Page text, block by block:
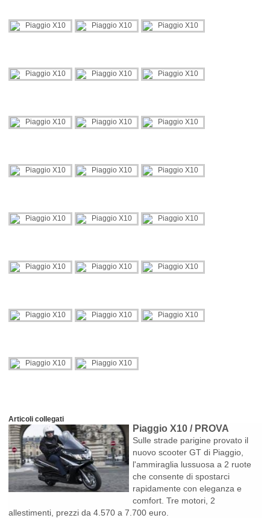
Articoli collegati
Piaggio X10 / PROVA
Sulle strade parigine provato il
nuovo scooter GT di Piaggio,
l'ammiraglia lussuosa a 2 ruote
che consente di spostarci
rapidamente con eleganza e
comfort. Tre motori, 2
allestimenti, prezzi da 4.570 a 7.700 euro.